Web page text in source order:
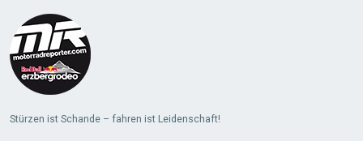
Stürzen ist Schande – fahren ist Leidenschaft!